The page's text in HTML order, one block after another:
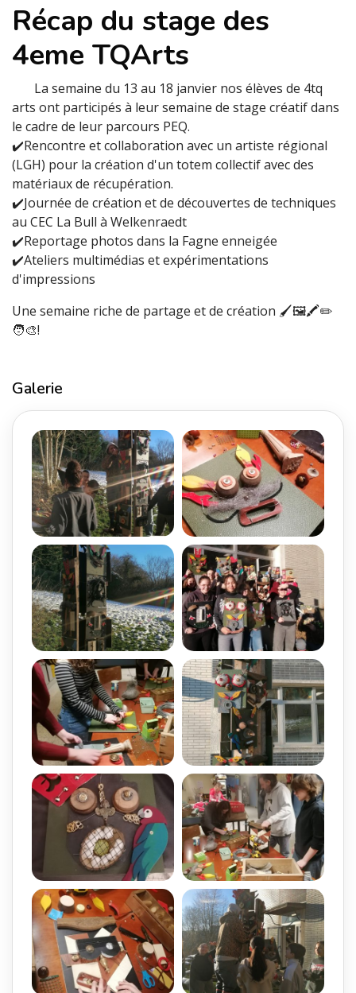
Récap du stage des
4eme TQArts
La semaine du 13 au 18 janvier nos élèves de 4tq
arts ont participés à leur semaine de stage créatif dans
le cadre de leur parcours PEQ.
✔️Rencontre et collaboration avec un artiste régional
(LGH) pour la création d'un totem collectif avec des
matériaux de récupération.
✔️Journée de création et de découvertes de techniques
au CEC La Bull à Welkenraedt
✔️Reportage photos dans la Fagne enneigée
✔️Ateliers multimédias et expérimentations
d'impressions
Une semaine riche de partage et de création 🖌️🖼️🖍️✏️
🧑‍🎨!
Galerie